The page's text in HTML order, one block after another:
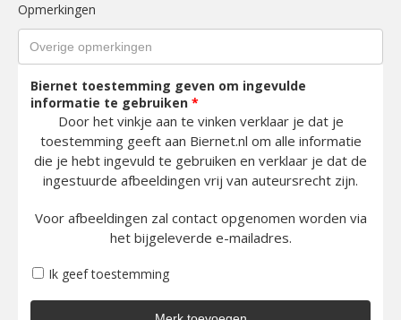
Opmerkingen
Biernet toestemming geven om ingevulde
informatie te gebruiken *
Door het vinkje aan te vinken verklaar je dat je
toestemming geeft aan Biernet.nl om alle informatie
die je hebt ingevuld te gebruiken en verklaar je dat de
ingestuurde afbeeldingen vrij van auteursrecht zijn.
Voor afbeeldingen zal contact opgenomen worden via
het bijgeleverde e-mailadres.
Ik geef toestemming